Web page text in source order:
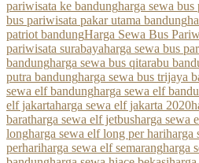
pariwisata ke bandungharga sewa
bus pariwisata pakar utama bandung
patriot bandungHarga Sewa Bus
pariwisata surabayaharga sewa bus
bandungharga sewa bus qitarabu
putra bandungharga sewa bus trijaya
sewa elf bandungharga sewa elf
elf jakartaharga sewa elf jakarta 2020
baratharga sewa elf jetbusharga sewa
longharga sewa elf long per hariharga
perhariharga sewa elf semarangharga